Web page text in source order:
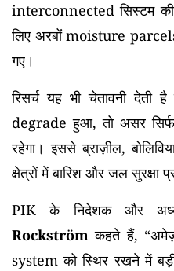
interconnected सिस्टम
लिए अरबों moisture
गए।
रिसर्च यह भी चेतावनी
degrade हुआ, तो असर सिर्फ
रहेगा। इससे ब्राज़ील,
क्षेत्रों में बारिश और जल सुरक्षा
PIK के निदेशक और
Rockström कहते हैं,
system को स्थिर रखने में